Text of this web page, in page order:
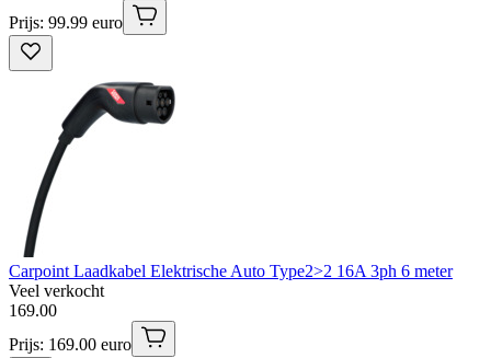
Prijs: 99.99 euro
Carpoint Laadkabel Elektrische Auto Type2>2 16A 3ph 6 meter
Veel verkocht
169.00
Prijs: 169.00 euro